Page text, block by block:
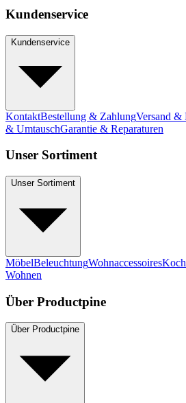
Kundenservice
Kundenservice
KontaktBestellung & ZahlungVersand &
& UmtauschGarantie & Reparaturen
Unser Sortiment
Unser Sortiment
MöbelBeleuchtungWohnaccessoires
Wohnen
Über Productpine
Über Productpine